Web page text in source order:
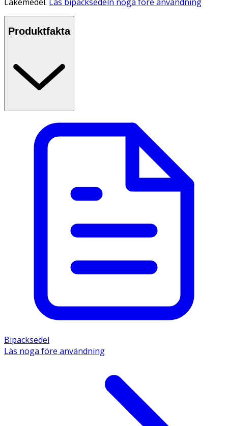
Produktfakta
Bipacksedel
Läs noga före användning